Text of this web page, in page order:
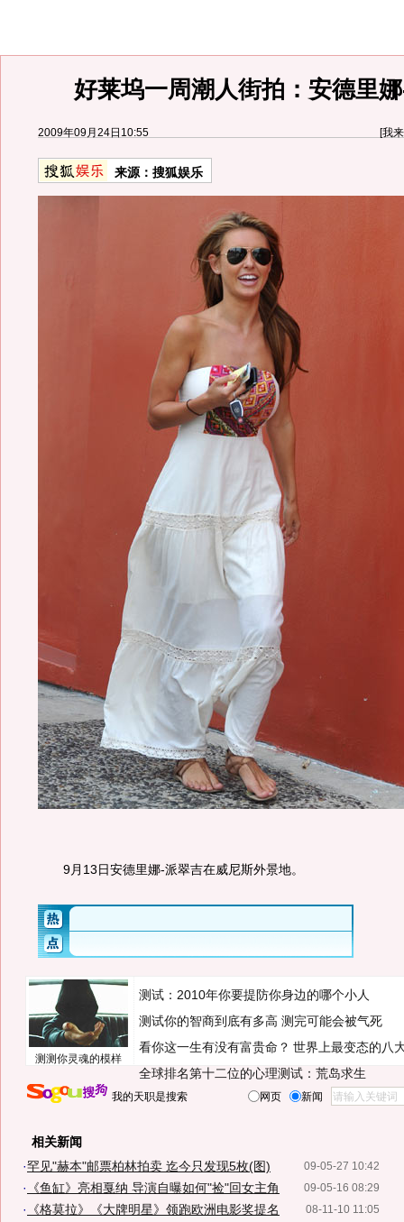
好莱坞一周潮人街拍：安德里
2009年09月24日10:55 [我
来源： 搜狐娱乐
9月13日安德里娜-派翠吉在威尼斯外景地。
测测你灵魂的模样
测试：2010年你要提防你身边的哪个小人
测试你的智商到底有多高 测完可能会被气死
看你这一生有没有富贵命？ 世界上最变态的八
全球排名第十二位的心理测试：荒岛求生
我的天职是搜索 网页 新闻
相关新闻
09-05-27 10:42
·罕见"赫本"邮票柏林拍卖 迄今只发现5枚(图)
09-05-16 08:29
· 《鱼缸》亮相戛纳 导演自曝如何"捡"回女主角
08-11-10 11:05
· 《格莫拉》《大牌明星》领跑欧洲电影奖提名